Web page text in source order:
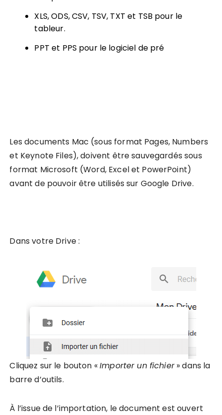
XLS, ODS, CSV, TSV, TXT et TSB pour le
tableur.
PPT et PPS pour le logiciel de pré
Les documents Mac (sous format Pages, Numbers
et Keynote Files), doivent être sauvegardés sous
format Microsoft (Word, Excel et PowerPoint)
avant de pouvoir être utilisés sur Google Drive.
Dans votre Drive :
Cliquez sur le bouton «Importer un fichier» dans la
barre d’outils.
À l’issue de l’importation, le document est ouvert